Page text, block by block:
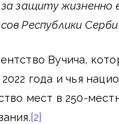
защиту жизненно
Республики
Вучича,
года и чья
мест в 250-
[2]